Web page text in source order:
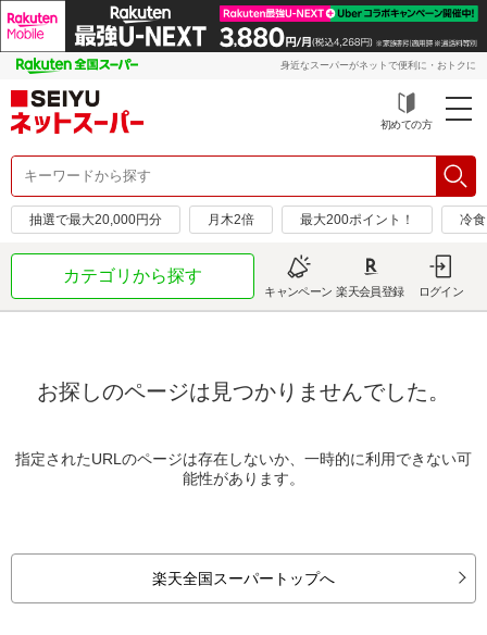
身近なスーパーがネットで便利に・おトクに
初めての方
抽選で最大20,000円分 月木2倍 最大200ポイント！ 冷
カテゴリから探す
キャンペーン 楽天会員登録 ログイン
お探しのページは見つかりませんでした。
指定されたURLのページは存在しないか、一時的に利用できない可
能性があります。
楽天全国スーパートップへ